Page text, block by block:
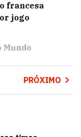
francesa
jogo
Mundo
PRÓXIMO